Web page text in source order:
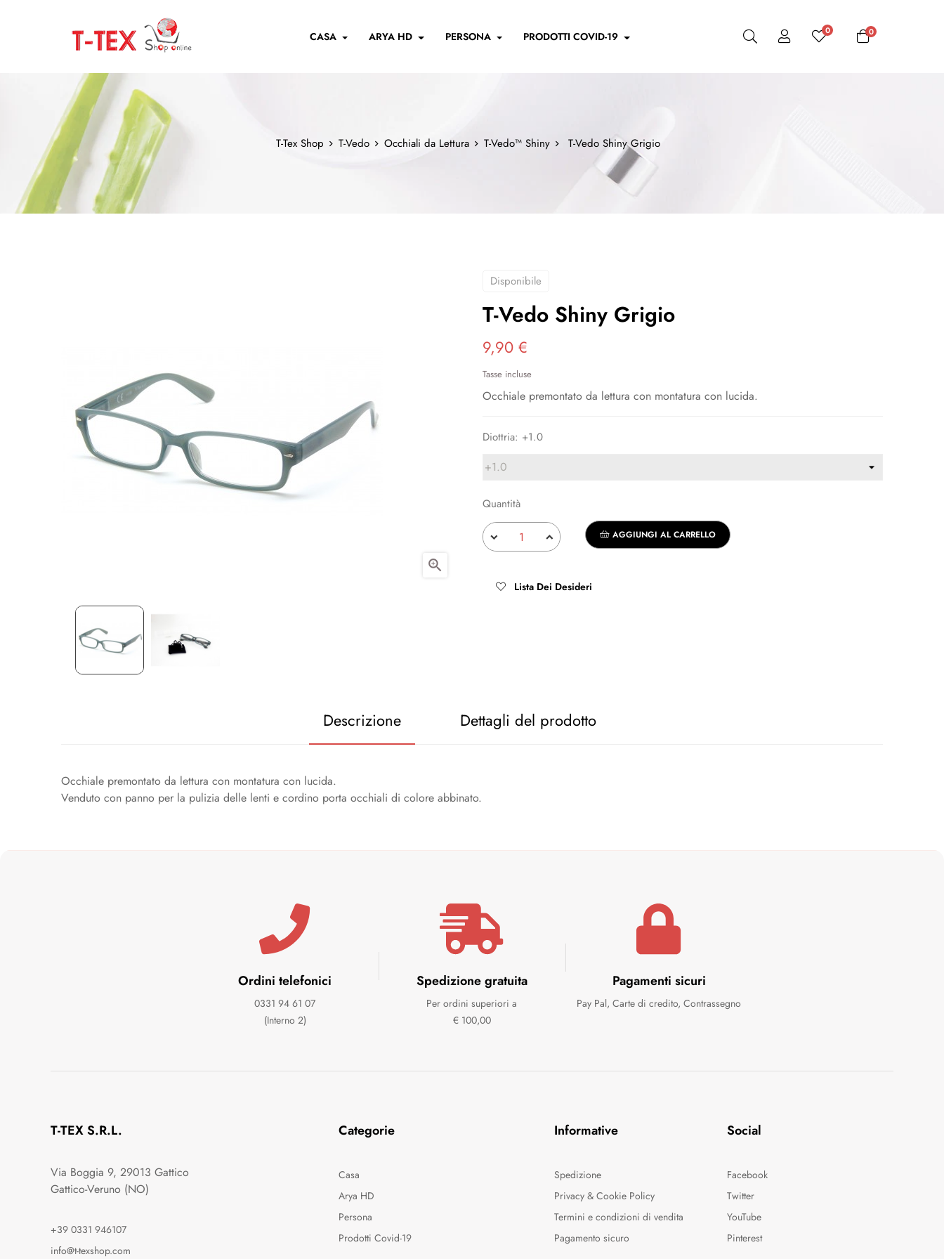
CASA ARYA HD PERSONA PRODOTTI COVID-19 0 0
T-Tex Shop T-Vedo Occhiali da Lettura T-Vedo™ Shiny T-Vedo Shiny Grigio

Disponibile
T-Vedo Shiny Grigio
9,90 €
Tasse incluse
Occhiale premontato da lettura con montatura con lucida.
Diottria: +1.0
Quantità
AGGIUNGI AL CARRELLO
Lista Dei Desideri
Descrizione Dettagli del prodotto
Occhiale premontato da lettura con montatura con lucida.
Venduto con panno per la pulizia delle lenti e cordino porta occhiali di colore abbinato.
Ordini telefonici
0331 94 61 07
(Interno 2)
Spedizione gratuita
Per ordini superiori a
€ 100,00
Pagamenti sicuri
Pay Pal, Carte di credito, Contrassegno
T-TEX S.R.L.
Via Boggia 9, 29013 Gattico
Gattico-Veruno (NO)
+39 0331 946107
info@t-texshop.com
Categorie
Casa
Arya HD
Persona
Prodotti Covid-19
Informative
Spedizione
Privacy & Cookie Policy
Termini e condizioni di vendita
Pagamento sicuro
Social
Facebook
Twitter
YouTube
Pinterest